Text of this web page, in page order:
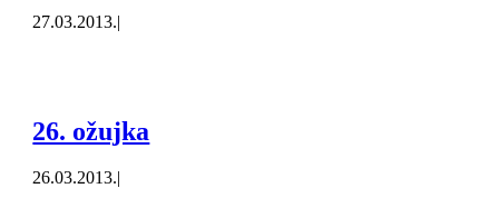
27.03.2013.|
26. ožujka
26.03.2013.|